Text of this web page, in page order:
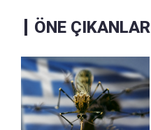
ÖNE ÇIKANLAR